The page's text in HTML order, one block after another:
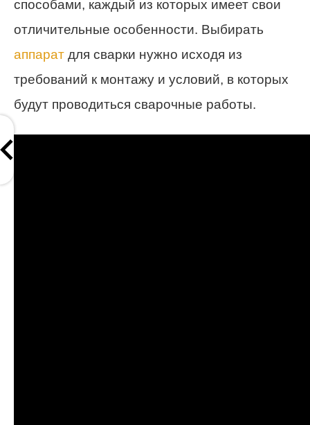
способами, каждый из которых имеет свои
отличительные особенности. Выбирать
аппарат для сварки нужно исходя из
требований к монтажу и условий, в которых
будут проводиться сварочные работы.